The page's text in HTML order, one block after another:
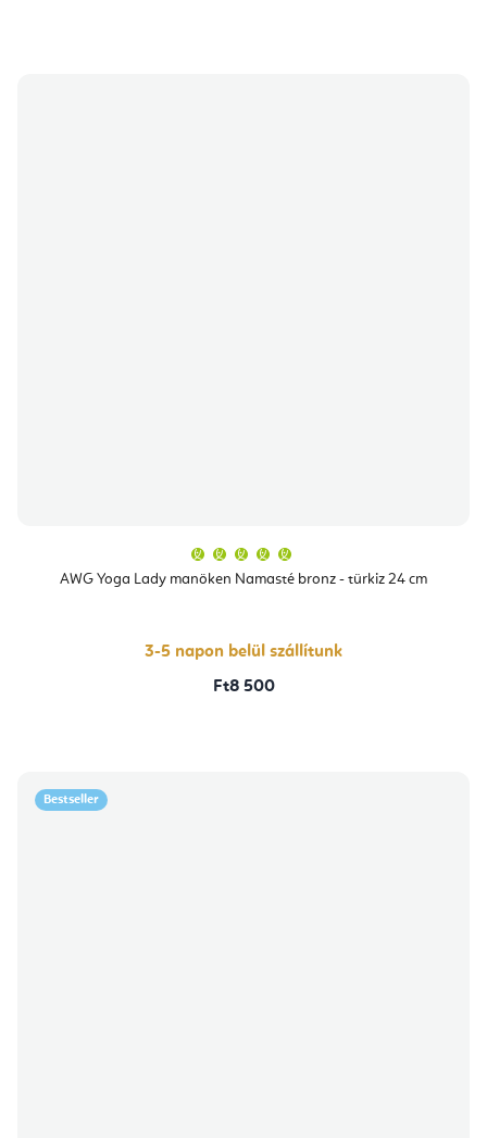
AWG Yoga Lady manöken Namasté bronz - türkiz 24 cm
átlagos
értékelése
csillag.
3-5 napon belül szállítunk
Ft8 500
Bestseller